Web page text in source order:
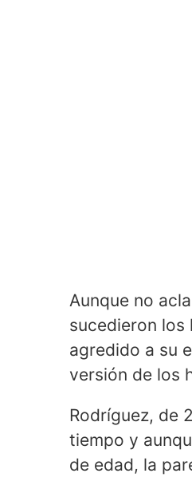
Aunque no
sucedieron los
agredido a su
versión de los
Rodríguez, de
tiempo y
de edad, la